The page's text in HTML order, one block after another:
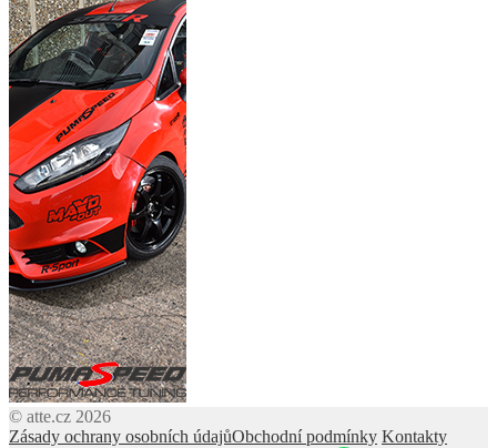
© atte.cz 2026
Zásady ochrany osobních údajůObchodní podmínky Kontakty